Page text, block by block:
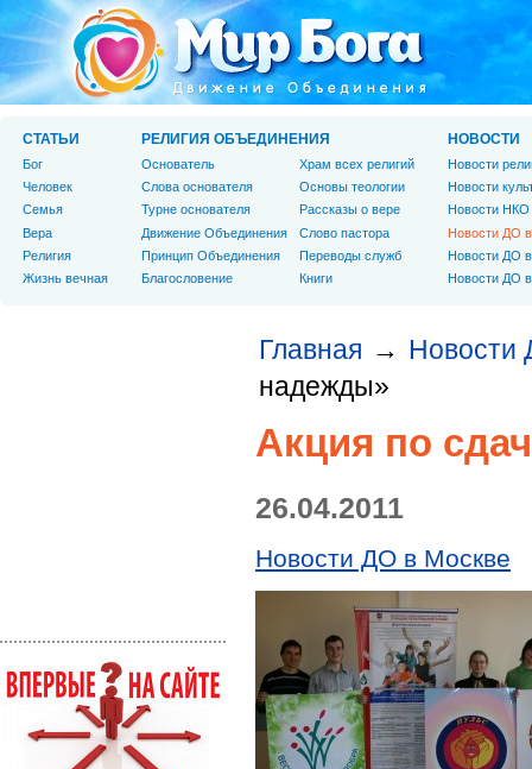
Главная → Новости
надежды»
Акция по
26.04.2011
Новости ДО в Москве
СТАТЬИ
Бог
Человек
Cемья
Вера
Религия
Жизнь вечная
РЕЛИГИЯ ОБЪЕДИНЕНИЯ
Основатель
Слова основателя
Турне основателя
Движение Объединения
Принцип Объединения
Благословение
Храм всех религий
Основы теологии
Рассказы о вере
Слово пастора
Переводы служб
Книги
НОВОСТИ
Новости
Новости
Новости НКО
Новости ДО
Новости ДО
Новости ДО